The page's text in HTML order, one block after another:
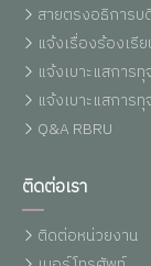
สายตรงอธิการบ
แจ้งเรื่องร้องเ
แจ้งเบาะแสการ
แจ้งเบาะแสการ
Q&A RBRU
ติดต่อเรา
ติดต่อหน่วยงาน